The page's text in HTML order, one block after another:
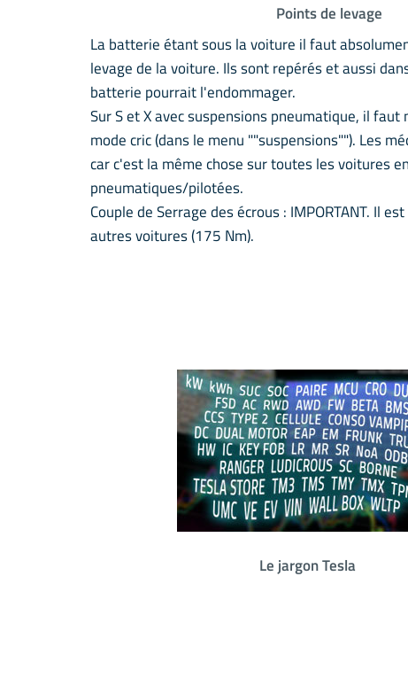
Points de levage
La batterie étant sous la voiture il faut
levage de la voiture. Ils sont repérés et aussi
batterie pourrait l'endommager.
Sur S et X avec suspensions pneumatique, il
mode cric (dans le menu ""suspensions""). Les
car c'est la même chose sur toutes les voitures
pneumatiques/pilotées.
Couple de Serrage des écrous : IMPORTANT. Il
autres voitures (175 Nm).
Le jargon Tesla